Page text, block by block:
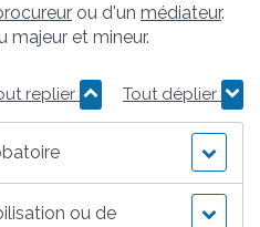
ou d'un médiateur.
majeur et mineur.
replier Tout déplier
ou de